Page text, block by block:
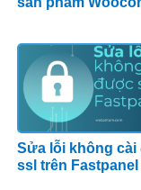
Sửa lỗi không
ssl trên Fastpanel